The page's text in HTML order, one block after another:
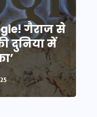
गैराज से
दुनिया में